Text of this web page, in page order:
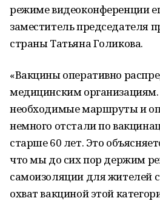
режиме видеоконференции
заместитель председателя
страны Татьяна Голикова.
«Вакцины оперативно
медицинским
необходимые маршруты и
немного отстали по
старше 60 лет. Это
что мы до сих пор держим
самоизоляции для жителей
охват вакциной этой